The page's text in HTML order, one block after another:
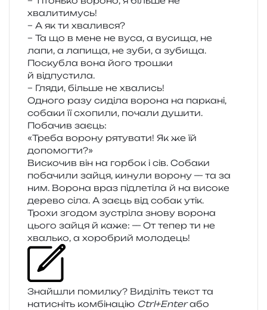
хвалитимусь!
– А як ти хвалився?
– Та що в мене не вуса, а вуси­ща, не
лапи, а лапи­ща, не зуби, а зубища.
Поскубла вона його тро­шки
й відпустила.
– Гляди, біль­ше не хвались!
Одного разу сиді­ла воро­на на пар­ка­ні,
соба­ки її схо­пи­ли, поча­ли души­ти.
Побачив заєць:
«Треба воро­ну ряту­ва­ти! Як же їй
допомогти?»
Вискочив він на гор­бок і сів. Собаки
поба­чи­ли зайця, кину­ли воро­ну — та за
ним. Ворона враз під­ле­ті­ла й на висо­ке
дере­во сіла. А заєць від собак утік.
Трохи зго­дом зустрі­ла знову воро­на
цього зайця й каже: — От тепер ти не
хваль­ко, а хоро­брий молодець!
Знайшли помил­ку? Виділіть текст та
нати­сніть ком­бі­на­цію Ctrl+Enterабо